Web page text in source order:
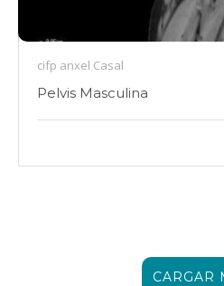
cifp anxel Casal
Pelvis Masculina
CARGAR